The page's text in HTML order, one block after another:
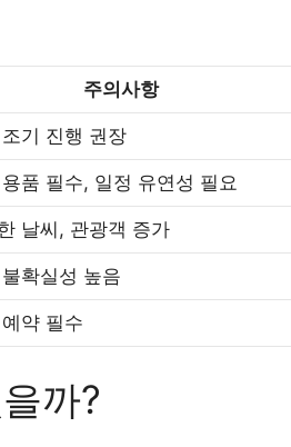
주의사항
기 진행 권장
품 필수, 일정 유연성 필요
날씨, 관광객 증가
확실성 높음
약 필수
까?